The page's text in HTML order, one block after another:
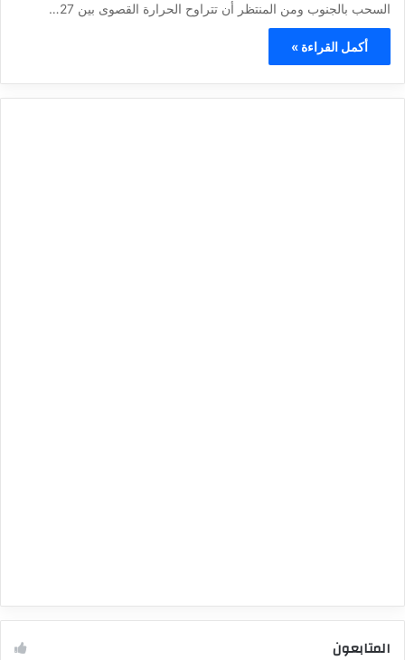
السحب بالجنوب ومن المنتظر أن تتراوح الحرارة القصوى بين 27…
أكمل القراءة »
المتابعون